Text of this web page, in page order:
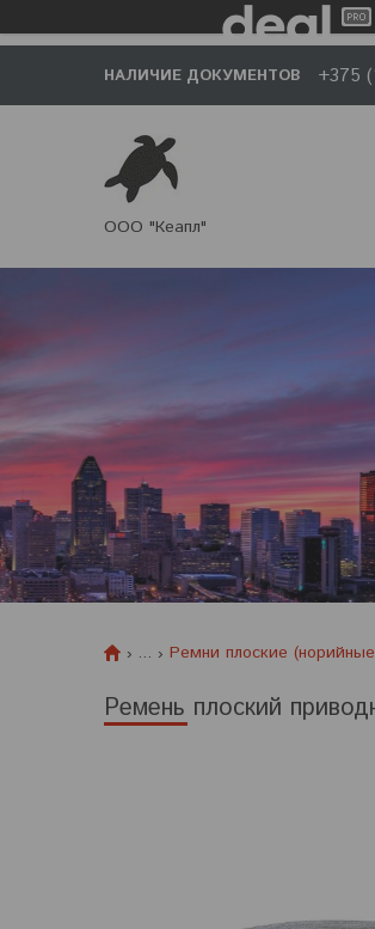
НАЛИЧИЕ ДОКУМЕНТОВ +375
ООО "Кеапл"
... Ремни плоские
Ремень плоский